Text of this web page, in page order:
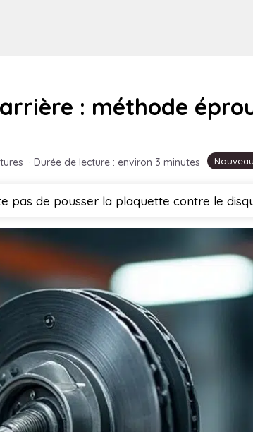
: méthode
· Durée de lecture : environ 3 minutes
pas de pousser la plaquette contre le